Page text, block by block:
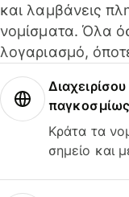
και λαμβάνεις
νομίσματα. Όλα
λογαριασμό,
Κράτα τα
σημείο και